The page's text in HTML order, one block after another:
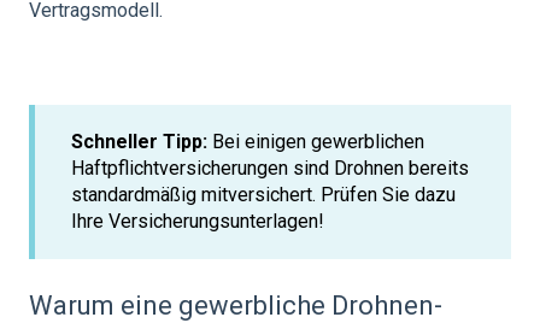
Vertragsmodell.
Schneller Tipp: Bei einigen gewerblichen
Haftpflichtversicherungen sind Drohnen bereits
standardmäßig mitversichert. Prüfen Sie dazu
Ihre Versicherungsunterlagen!
Warum eine gewerbliche Drohnen-